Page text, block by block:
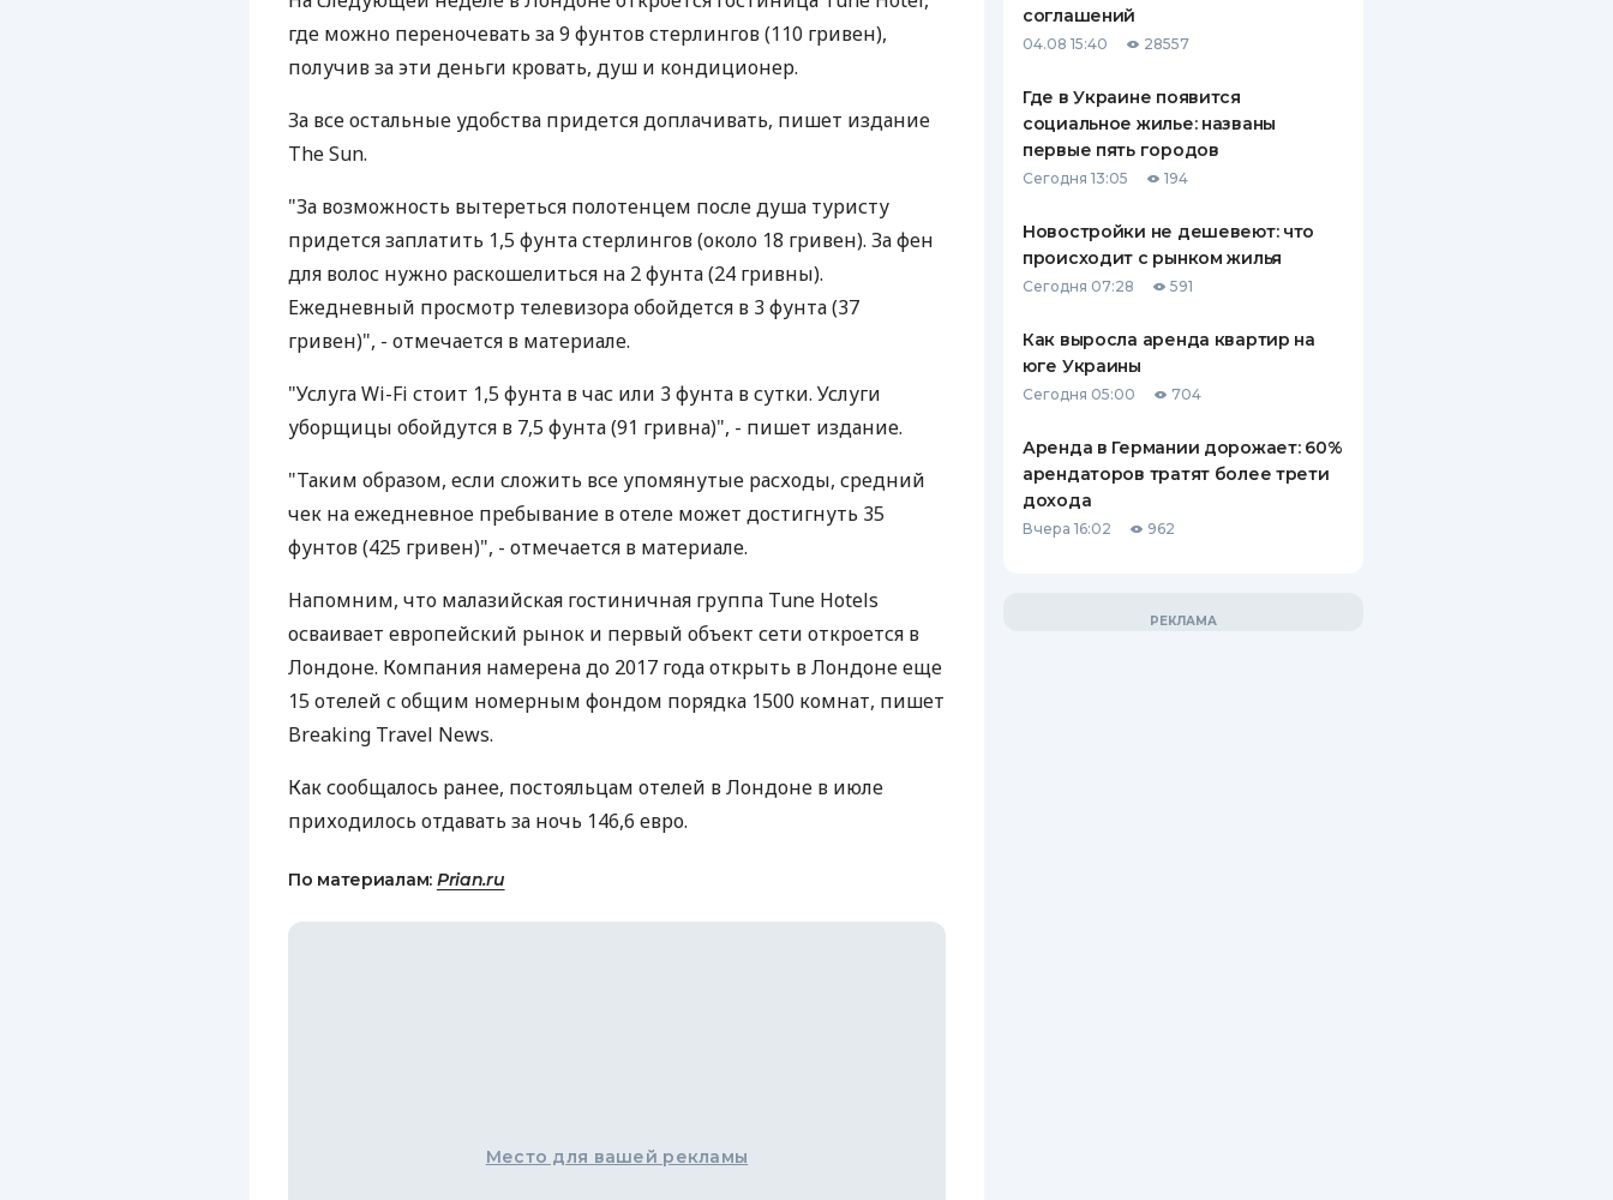
ЕЖЕМЕСЯЧНЫЙ ОБЗОР
БАНКОВСКИМ КАРТАМ
ПУТЕВОДИТЕЛИ ПО
ВСЕ СТРАХОВЫЕ ПОЛИСЫ
СТРАХОВЫЕ КОМПАНИИ
КОМПАНИЯХ
где можно переночевать за 9 фунтов стерлингов (110 гривен),
получив за эти деньги кровать, душ и кондиционер.
За все остальные удобства придется доплачивать, пишет издание
The Sun.
"За возможность вытереться полотенцем после душа туристу
придется заплатить 1,5 фунта стерлингов (около 18 гривен). За фен
для волос нужно раскошелиться на 2 фунта (24 гривны).
Ежедневный просмотр телевизора обойдется в 3 фунта (37
гривен)", - отмечается в материале.
"Услуга Wi-Fi стоит 1,5 фунта в час или 3 фунта в сутки. Услуги
уборщицы обойдутся в 7,5 фунта (91 гривна)", - пишет издание.
"Таким образом, если сложить все упомянутые расходы, средний
чек на ежедневное пребывание в отеле может достигнуть 35
фунтов (425 гривен)", - отмечается в материале.
Напомним, что малазийская гостиничная группа Tune Hotels
осваивает европейский рынок и первый объект сети откроется в
Лондоне. Компания намерена до 2017 года открыть в Лондоне еще
15 отелей с общим номерным фондом порядка 1500 комнат, пишет
Breaking Travel News.
Как сообщалось ранее, постояльцам отелей в Лондоне в июле
приходилось отдавать за ночь 146,6 евро.
По материалам: Prian.ru
Место для вашей рекламы
соглашений
04.08 15:40 28557
Где в Украине появится
социальное жилье: названы
первые пять городов
Сегодня 13:05 194
Новостройки не дешевеют: что
происходит с рынком жилья
Сегодня 07:28 591
Как выросла аренда квартир на
юге Украины
Сегодня 05:00 704
Аренда в Германии дорожает: 60%
арендаторов тратят более трети
дохода
Вчера 16:02 962